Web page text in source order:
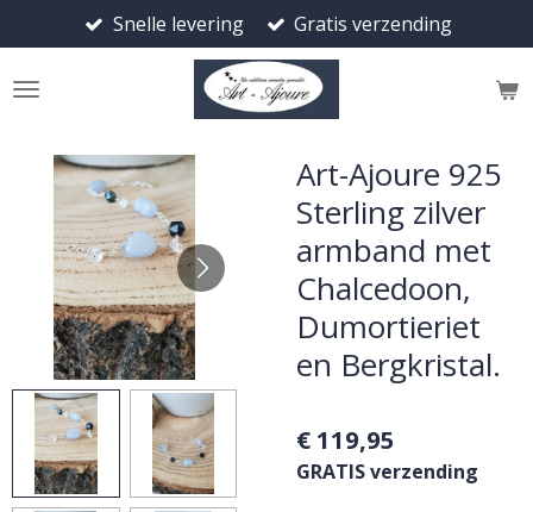
direct
naar
Snelle levering Gratis verzending
Art-Ajoure 925
Sterling zilver
armband met
Chalcedoon,
Dumortieriet
en Bergkristal.
€ 119,95
GRATIS verzending